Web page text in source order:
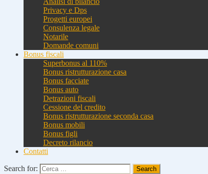
Privacy e Dps
Progetti europei
Consulenza legale
Notarile
Domande comuni
Bonus fiscali
Superbonus al 110%
Bonus ristrutturazione casa
Bonus facciate
Bonus auto
Detrazioni fiscali
Cessione del credito
Bonus ristrutturazione seconda casa
Bonus mobili
Bonus figli
Decreto rilancio
Contatti
Search for: